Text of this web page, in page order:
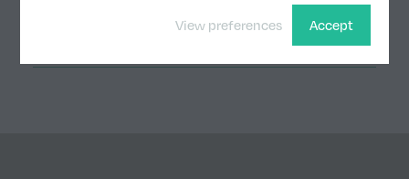
Accept
View preferences
Share on LinkedIn
Share on Facebook
Share by email
Copy Link